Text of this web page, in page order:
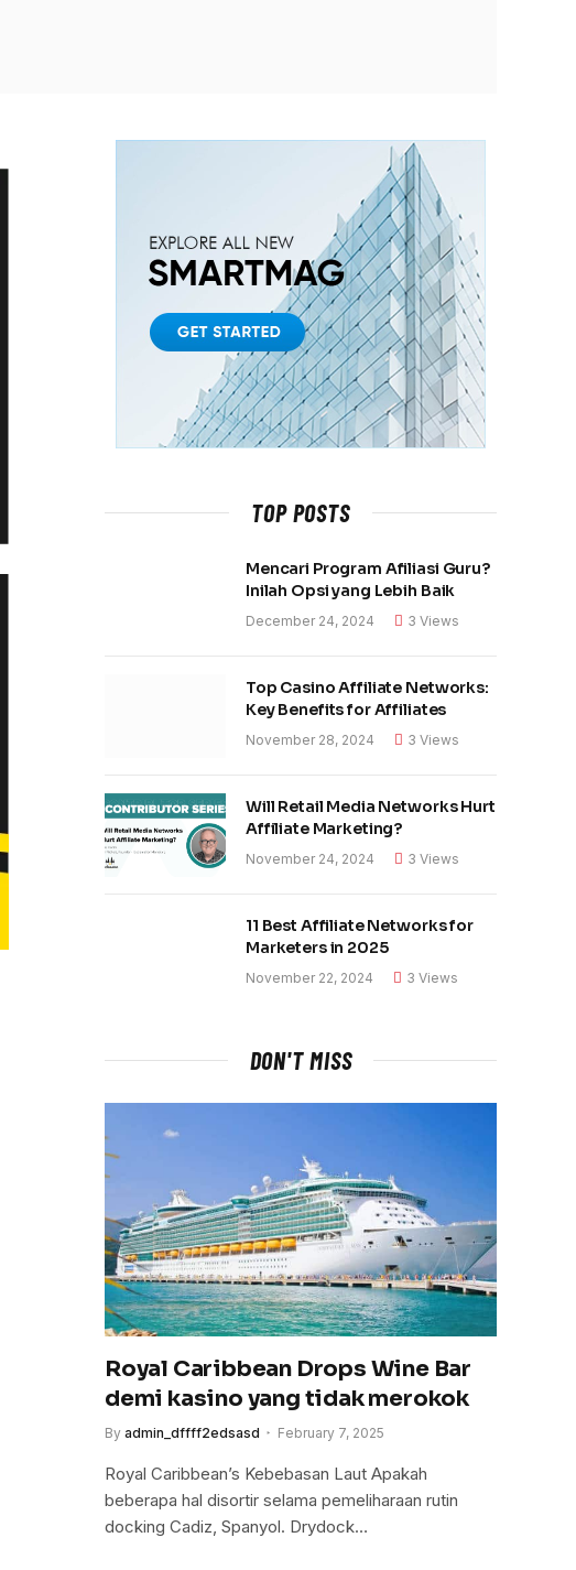
TOP POSTS
Mencari Program Afiliasi Guru?
Inilah Opsi yang Lebih Baik
December 24, 2024 3 Views
Top Casino Affiliate Networks:
Key Benefits for Affiliates
November 28, 2024 3 Views
Will Retail Media Networks Hurt
Affiliate Marketing?
November 24, 2024 3 Views
11 Best Affiliate Networks for
Marketers in 2025
November 22, 2024 3 Views
DON'T MISS
Royal Caribbean Drops Wine Bar
demi kasino yang tidak merokok
By admin_dffff2edsasd February 7, 2025
Royal Caribbean’s Kebebasan Laut Apakah
beberapa hal disortir selama pemeliharaan rutin
docking Cadiz, Spanyol. Drydock…